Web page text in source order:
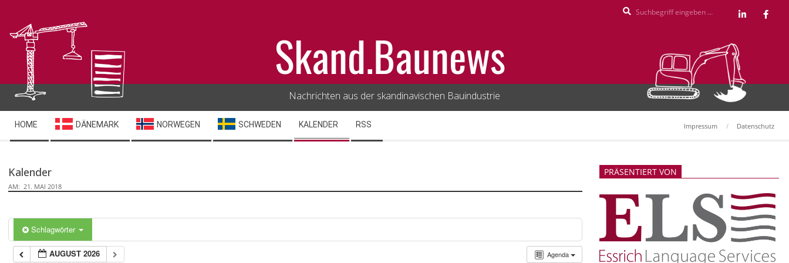
content
Skand.Baunews
Nachrichten aus der skandinavischen Bauindustrie
Navigation
Menu
HOME DÄNEMARK NORWEGEN SCHWEDEN KALENDER RSS Impressum Datenschutz
Kalender
AM: 21. MAI 2018
Schlagwörter
Agenda
AUGUST 2026
PRÄSENTIERT VON